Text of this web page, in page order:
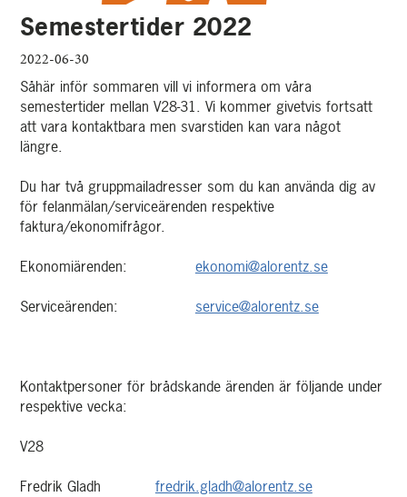
Semestertider 2022
2022-06-30
Såhär inför sommaren vill vi informera om våra
semestertider mellan V28-31. Vi kommer givetvis fortsatt
att vara kontaktbara men svarstiden kan vara något
längre.
Du har två gruppmailadresser som du kan använda dig av
för felanmälan/serviceärenden respektive
faktura/ekonomifrågor.
Ekonomiärenden: ekonomi@alorentz.se
Serviceärenden: service@alorentz.se
Kontaktpersoner för brådskande ärenden är följande under
respektive vecka:
V28
Fredrik Gladh fredrik.gladh@alorentz.se